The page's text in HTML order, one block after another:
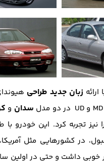
ارائه زبان جدید طراحی
سدان و
تجربه کرد. این خودرو با
در کشورهایی مثل
خوبی داشت و حتی در اولین